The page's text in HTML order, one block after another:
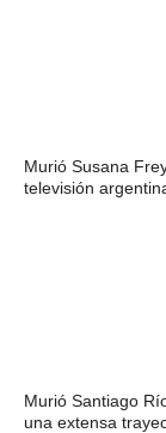
Murió Susana
televisión
Murió Santiago
una extensa